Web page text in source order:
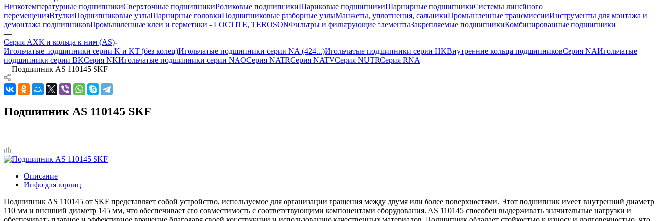
Низкотемпературные подшипникиСверхточные подшипникиРоликовые подшипникиШариковые подшипникиШарнирные подшипникиСистемы линейного
перемещенияВтулкиПодшипниковые узлыШарнирные головкиПодшипниковые разборные узлыМанжеты, уплотнения, сальникиПромышленные трансмиссииИнструменты для монтажа и
демонтажа подшипниковПромышленные клеи и герметики - LOCTITE, TEROSONФильтры и фильтрующие элементыЗакрепляемые подшипникиКомбинированные подшипники
—
Серия AXK и кольца к ним (AS)
Игольчатые подшипники серии K и KT (без колец)Игольчатые подшипники серии NA (424...)Игольчатые подшипники серии HKВнутренние кольца подшипниковСерия NAИгольчатые
подшипники серии BKСерия NKИгольчатые подшипники серии NAOСерия NATRСерия NATVСерия NUTRСерия RNA
—Подшипник AS 110145 SKF
Подшипник AS 110145 SKF
Описание
Инфо для юрлиц
Подшипник AS 110145 от SKF представляет собой устройство, используемое для организации вращения между двумя или более поверхностями. Этот подшипник имеет внутренний диаметр
110 мм и внешний диаметр 145 мм, что обеспечивает его совместимость с соответствующими компонентами оборудования. AS 110145 способен выдерживать значительные нагрузки и
обеспечивать плавное и эффективное вращение благодаря своей конструкции и использованию качественных материалов. Подшипник обладает стойкостью к износу и долговечностью, что